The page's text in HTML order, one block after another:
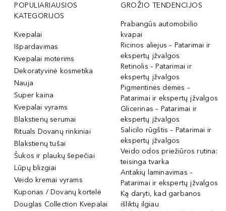
POPULIARIAUSIOS
KATEGORIJOS
Kvepalai
Išpardavimas
Kvepalai moterims
Dekoratyvinė kosmetika
Nauja
Super kaina
Kvepalai vyrams
Blakstienų serumai
Rituals Dovanų rinkiniai
Blakstienų tušai
Šukos ir plaukų šepečiai
Lūpų blizgiai
Veido kremai vyrams
Kuponas / Dovanų kortelė
Douglas Collection Kvepalai
GROŽIO TENDENCIJOS
Prabangūs automobilio
kvapai
Ricinos aliejus – Patarimai ir
ekspertų įžvalgos
Retinolis – Patarimai ir
ekspertų įžvalgos
Pigmentinės dėmės –
Patarimai ir ekspertų įžvalgos
Glicerinas – Patarimai ir
ekspertų įžvalgos
Salicilo rūgštis – Patarimai ir
ekspertų įžvalgos
Veido odos priežiūros rutina:
teisinga tvarka
Antakių laminavimas –
Patarimai ir ekspertų įžvalgos
Ką daryti, kad garbanos
išliktų ilgiau